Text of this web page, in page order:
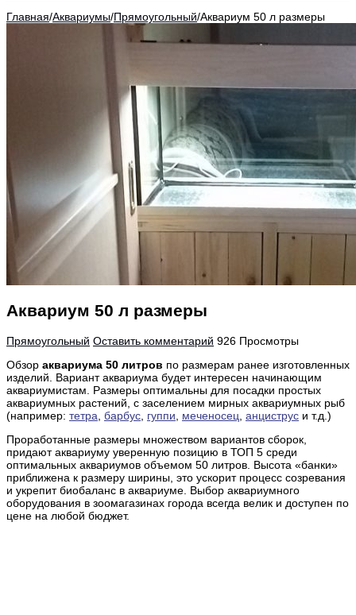
Главная/Аквариумы/Прямоугольный/Аквариум 50 л размеры
Аквариум 50 л размеры
Прямоугольный Оставить комментарий 926 Просмотры
Обзор аквариума 50 литров по размерам ранее изготовленных
изделий. Вариант аквариума будет интересен начинающим
аквариумистам. Размеры оптимальны для посадки простых
аквариумных растений, с заселением мирных аквариумных рыб
(например: тетра барбус гуппи меченосец анциструс и т.д.)
Проработанные размеры множеством вариантов сборок,
придают аквариуму уверенную позицию в ТОП 5 среди
оптимальных аквариумов объемом 50 литров. Высота «банки»
приближена к размеру ширины, это ускорит процесс созревания
и укрепит биобаланс в аквариуме. Выбор аквариумного
оборудования в зоомагазинах города всегда велик и доступен по
цене на любой бюджет.